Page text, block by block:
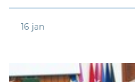
16 jan